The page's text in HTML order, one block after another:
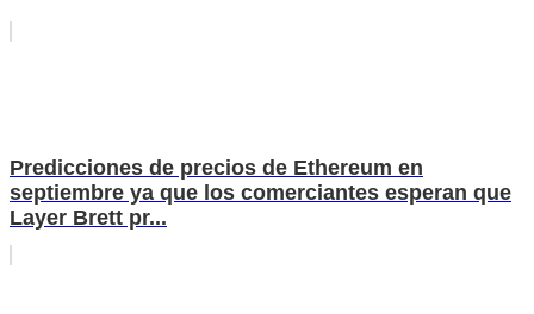
Predicciones de precios de Ethereum en
septiembre ya que los comerciantes esperan que
Layer Brett pr...